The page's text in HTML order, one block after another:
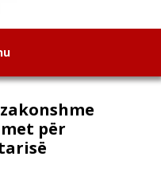
për